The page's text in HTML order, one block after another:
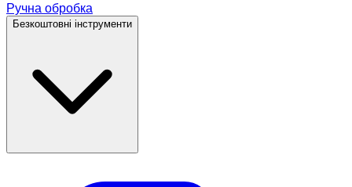
Ручна обробка
Безкоштовні інструменти